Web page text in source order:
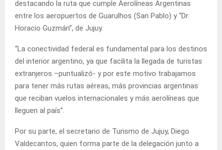
destacando la ruta que cumple Aerolíneas Argentinas
entre los aeropuertos de Guarulhos (San Pablo) y “Dr.
Horacio Guzmán”, de Jujuy.
“La conectividad federal es fundamental para los destinos
del interior argentino, ya que facilita la llegada de turistas
extranjeros –puntualizó- y por este motivo trabajamos
para tener más rutas aéreas, más provincias argentinas
que reciban vuelos internacionales y más aerolíneas que
lleguen al país”.
Por su parte, el secretario de Turismo de Jujuy, Diego
Valdecantos, quien forma parte de la delegación junto a